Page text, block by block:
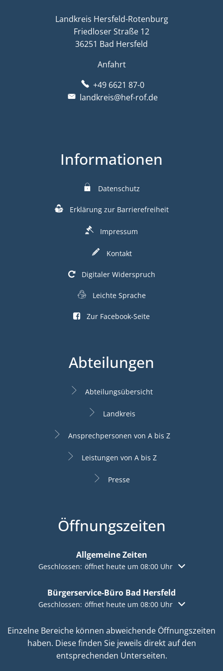
Landkreis Hersfeld-Rotenburg
Friedloser Straße 12
36251 Bad Hersfeld
Anfahrt
+49 6621 87-0
landkreis@hef-rof.de
Informationen
Datenschutz
Erklärung zur Barrierefreiheit
Impressum
Kontakt
Digitaler Widerspruch
Leichte Sprache
Zur Facebook-Seite
Abteilungen
Abteilungsübersicht
Landkreis
Ansprechpersonen von A bis Z
Leistungen von A bis Z
Presse
Öffnungszeiten
Allgemeine Zeiten
Klicken, um weitere Öffnungs- oder Schließzeiten
Geschlossen: öffnet heute um 08:00 Uhr
Bürgerservice-Büro Bad Hersfeld
Klicken, um weitere Öffnungs- oder Schließzeiten
Geschlossen: öffnet heute um 08:00 Uhr
Einzelne Bereiche können abweichende Öffnungszeiten
haben. Diese finden Sie jeweils direkt auf den
entsprechenden Unterseiten.